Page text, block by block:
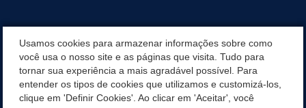
NOTÍCIAS
Usamos cookies para armazenar informações sobre como
você usa o nosso site e as páginas que visita. Tudo para
tornar sua experiência a mais agradável possível. Para
entender os tipos de cookies que utilizamos e customizá-los,
clique em 'Definir Cookies'. Ao clicar em 'Aceitar', você